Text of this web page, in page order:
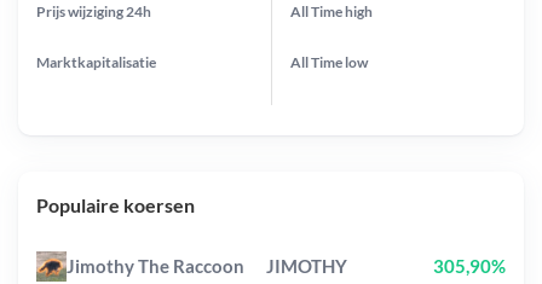
Prijs wijziging 24h
Marktkapitalisatie
All Timehigh
All Time low
Populaire koersen
Jimothy The Raccoon JIMOTHY 305,90%